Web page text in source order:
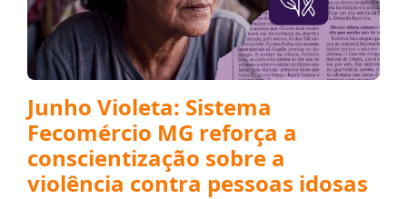
Junho Violeta: Sistema
Fecomércio MG reforça a
conscientização sobre a
violência contra pessoas idosas